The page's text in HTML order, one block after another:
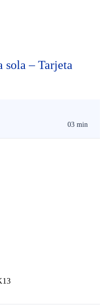
sola – Tarjeta
03 min